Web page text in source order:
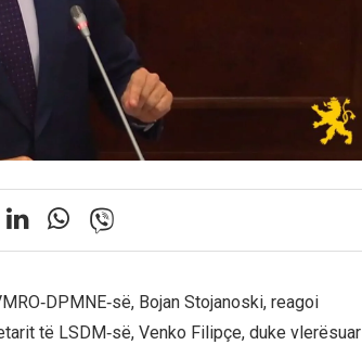
Bojan Stojanoski, reagoi
të LSDM‑së, Venko Filipçe, duke vlerësuar